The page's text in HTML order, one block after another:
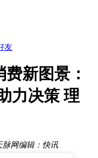
友
新图景：
力决策 理
脉网编辑：快讯